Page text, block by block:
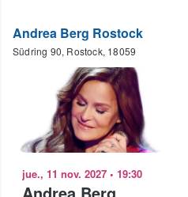
Andrea Berg Rostock
Südring 90, Rostock, 18059
jue., 11 nov. 2027 • 19:30